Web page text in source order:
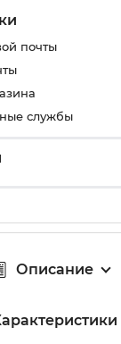
почты
службы
Описание